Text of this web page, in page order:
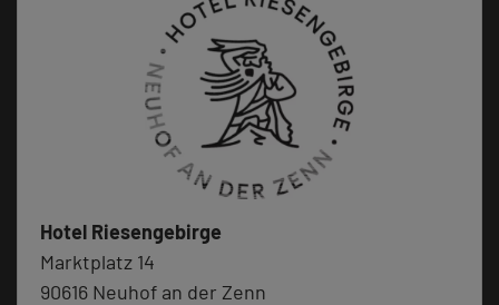
Hotel Riesengebirge
Marktplatz 14
90616 Neuhof an der Zenn